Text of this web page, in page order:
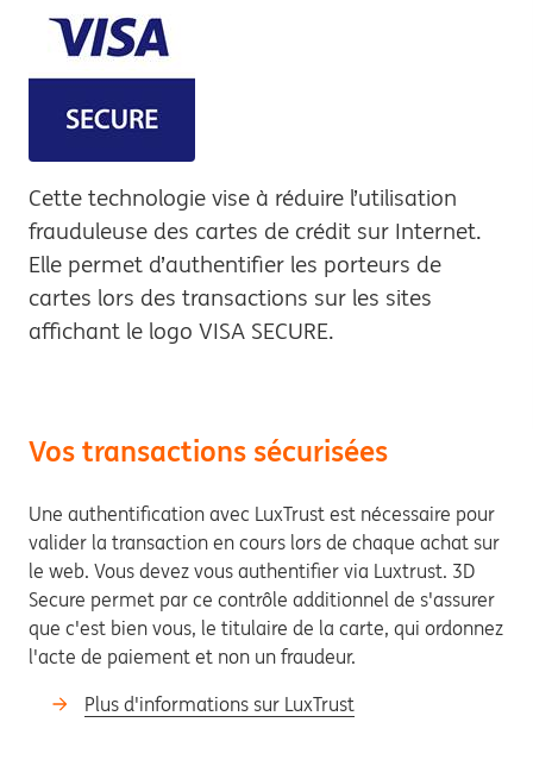
Cette technologie vise à réduire l’utilisation
frauduleuse des cartes de crédit sur Internet.
Elle permet d’authentifier les porteurs de
cartes lors des transactions sur les sites
affichant le logo VISA SECURE.
Vos transactions sécurisées
Une authentification avec LuxTrust est nécessaire pour
valider la transaction en cours lors de chaque achat sur
le web. Vous devez vous authentifier via Luxtrust. 3D
Secure permet par ce contrôle additionnel de s'assurer
que c'est bien vous, le titulaire de la carte, qui ordonnez
l'acte de paiement et non un fraudeur.
Plus d'informations sur LuxTrust